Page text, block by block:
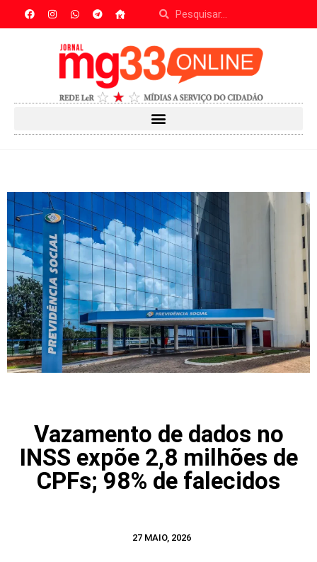
Vazamento de dados no
INSS expõe 2,8 milhões de
CPFs; 98% de falecidos
27 MAIO, 2026